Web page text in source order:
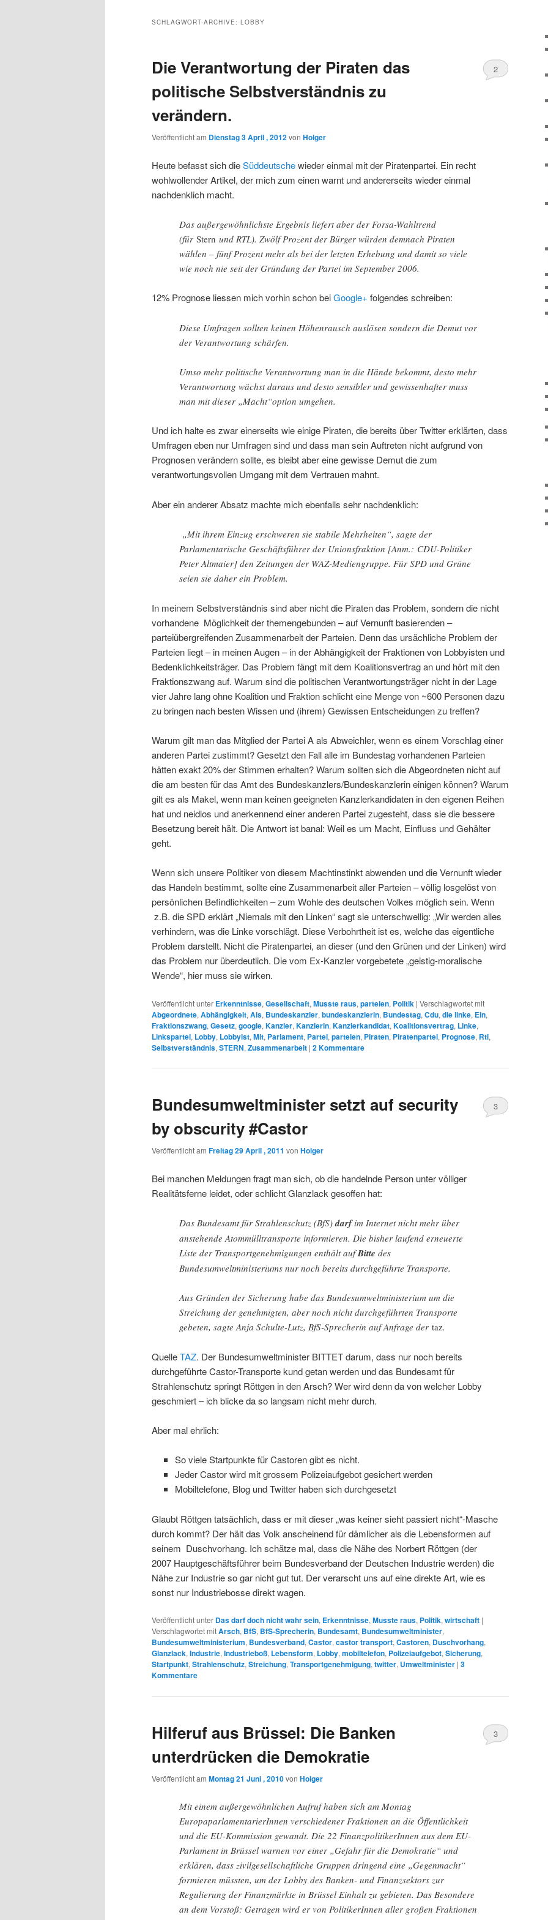
wechseln
SCHLAGWORT-ARCHIVE: LOBBY
Die Verantwortung der Piraten das
politische Selbstverständnis zu
verändern.
Veröffentlicht am Dienstag 3 April , 2012von Holger
2
Heute befasst sich dieSüddeutschewieder einmal mit der Piratenpartei. Ein recht
wohlwollender Artikel, der mich zum einen warnt und andererseits wieder einmal
nachdenklich macht.
Das außergewöhnlichste Ergebnis liefert aber der Forsa-Wahltrend
(für Stern und RTL). Zwölf Prozent der Bürger würden demnach Piraten
wählen – fünf Prozent mehr als bei der letzten Erhebung und damit so viele
wie noch nie seit der Gründung der Partei im September 2006.
12% Prognose liessen mich vorhin schon beiGoogle+ folgendes schreiben:
Diese Umfragen sollten keinen Höhenrausch auslösen sondern die Demut vor
der Verantwortung schärfen.
Umso mehr politische Verantwortung man in die Hände bekommt, desto mehr
Verantwortung wächst daraus und desto sensibler und gewissenhafter muss
man mit dieser „Macht“option umgehen.
Und ich halte es zwar einerseits wie einige Piraten, die bereits über Twitter erklärten, dass
Umfragen eben nur Umfragen sind und dass man sein Auftreten nicht aufgrund von
Prognosen verändern sollte, es bleibt aber eine gewisse Demut die zum
verantwortungsvollen Umgang mit dem Vertrauen mahnt.
Aber ein anderer Absatz machte mich ebenfalls sehr nachdenklich:
„Mit ihrem Einzug erschweren sie stabile Mehrheiten“, sagte der
Parlamentarische Geschäftsführer der Unionsfraktion [Anm.: CDU-Politiker
Peter Altmaier] den Zeitungen der WAZ-Mediengruppe. Für SPD und Grüne
seien sie daher ein Problem.
In meinem Selbstverständnis sind aber nicht die Piraten das Problem, sondern die nicht
vorhandene Möglichkeit der themengebunden – auf Vernunft basierenden –
parteiübergreifenden Zusammenarbeit der Parteien. Denn das ursächliche Problem der
Parteien liegt – in meinen Augen – in der Abhängigkeit der Fraktionen von Lobbyisten und
Bedenklichkeitsträger. Das Problem fängt mit dem Koalitionsvertrag an und hört mit den
Fraktionszwang auf. Warum sind die politischen Verantwortungsträger nicht in der Lage
vier Jahre lang ohne Koalition und Fraktion schlicht eine Menge von ~600 Personen dazu
zu bringen nach besten Wissen und (ihrem) Gewissen Entscheidungen zu treffen?
Warum gilt man das Mitglied der Partei A als Abweichler, wenn es einem Vorschlag einer
anderen Partei zustimmt? Gesetzt den Fall alle im Bundestag vorhandenen Parteien
hätten exakt 20% der Stimmen erhalten? Warum sollten sich die Abgeordneten nicht auf
die am besten für das Amt des Bundeskanzlers/Bundeskanzlerin einigen können? Warum
gilt es als Makel, wenn man keinen geeigneten Kanzlerkandidaten in den eigenen Reihen
hat und neidlos und anerkennend einer anderen Partei zugesteht, dass sie die bessere
Besetzung bereit hält. Die Antwort ist banal: Weil es um Macht, Einfluss und Gehälter
geht.
Wenn sich unsere Politiker von diesem Machtinstinkt abwenden und die Vernunft wieder
das Handeln bestimmt, sollte eine Zusammenarbeit aller Parteien – völlig losgelöst von
persönlichen Befindlichkeiten – zum Wohle des deutschen Volkes möglich sein. Wenn
z.B. die SPD erklärt „Niemals mit den Linken“ sagt sie unterschwellig: „Wir werden alles
verhindern, was die Linke vorschlägt. Diese Verbohrtheit ist es, welche das eigentliche
Problem darstellt. Nicht die Piratenpartei, an dieser (und den Grünen und der Linken) wird
das Problem nur überdeutlich. Die vom Ex-Kanzler vorgebetete „geistig-moralische
Wende“, hier muss sie wirken.
Veröffentlicht unter Erkenntnisse, Gesellschaft, Musste raus, parteien, Politik | Verschlagwortet mit
Abgeordnete, Abhängigkeit, Als, Bundeskanzler, bundeskanzlerin, Bundestag, Cdu, die linke, Ein,
Fraktionszwang, Gesetz, google, Kanzler, Kanzlerin, Kanzlerkandidat, Koalitionsvertrag, Linke,
Linkspartei, Lobby, Lobbyist, Mit, Parlament, Partei, parteien, Piraten, Piratenpartei, Prognose, Rtl,
Selbstverständnis, STERN, Zusammenarbeit | 2Kommentare
Bundesumweltminister setzt auf security
by obscurity #Castor
Veröffentlicht am Freitag 29 April , 2011 von Holger
3
Bei manchen Meldungen fragt man sich, ob die handelnde Person unter völliger
Realitätsferne leidet, oder schlicht Glanzlack gesoffen hat:
Das Bundesamt für Strahlenschutz (BfS)darfim Internet nicht mehr über
anstehende Atommülltransporte informieren. Die bisher laufend erneuerte
Liste der Transportgenehmigungen enthält aufBitte des
Bundesumweltministeriums nur noch bereits durchgeführte Transporte.
Aus Gründen der Sicherung habe das Bundesumweltministerium um die
Streichung der genehmigten, aber noch nicht durchgeführten Transporte
gebeten, sagte Anja Schulte-Lutz, BfS-Sprecherin auf Anfrage der taz.
QuelleTAZ. Der Bundesumweltminister BITTET darum, dass nur noch bereits
durchgeführte Castor-Transporte kund getan werden und das Bundesamt für
Strahlenschutz springt Röttgen in den Arsch? Wer wird denn da von welcher Lobby
geschmiert – ich blicke da so langsam nicht mehr durch.
Aber mal ehrlich:
So viele Startpunkte für Castoren gibt es nicht.
Jeder Castor wird mit grossem Polizeiaufgebot gesichert werden
Mobiltelefone, Blog und Twitter haben sich durchgesetzt
Glaubt Röttgen tatsächlich, dass er mit dieser „was keiner sieht passiert nicht“-Masche
durch kommt? Der hält das Volk anscheinend für dämlicher als die Lebensformen auf
seinem Duschvorhang. Ich schätze mal, dass die Nähe des Norbert Röttgen (der
2007 Hauptgeschäftsführer beim Bundesverband der Deutschen Industrie werden) die
Nähe zur Industrie so gar nicht gut tut. Der verarscht uns auf eine direkte Art, wie es
sonst nur Industriebosse direkt wagen.
Veröffentlicht unter Das darf doch nicht wahr sein, Erkenntnisse, Musste raus, Politik, wirtschaft |
Verschlagwortet mitArsch, BfS, BfS-Sprecherin, Bundesamt, Bundesumweltminister,
Bundesumweltministerium, Bundesverband, Castor, castor transport, Castoren, Duschvorhang,
Glanzlack, Industrie, Industrieboß, Lebensform, Lobby, mobiltelefon, Polizeiaufgebot, Sicherung,
Startpunkt, Strahlenschutz, Streichung, Transportgenehmigung, twitter, Umweltminister | 3
Kommentare
Hilferuf aus Brüssel: Die Banken
unterdrücken die Demokratie
Veröffentlicht am Montag 21 Juni , 2010von Holger
3
Mit einem außergewöhnlichen Aufruf haben sich am Montag
EuropaparlamentarierInnen verschiedener Fraktionen an die Öffentlichkeit
und die EU-Kommission gewandt. Die 22 FinanzpolitikerInnen aus dem EU-
Parlament in Brüssel warnen vor einer „Gefahr für die Demokratie“ und
erklären, dass zivilgesellschaftliche Gruppen dringend eine „Gegenmacht“
formieren müssten, um der Lobby des Banken- und Finanzsektors zur
Regulierung der Finanzmärkte in Brüssel Einhalt zu gebieten. Das Besondere
an dem Vorstoß: Getragen wird er von PolitikerInnen aller großen Fraktionen